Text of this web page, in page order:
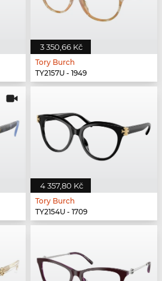
3 350,66 Kč
Tory Burch
TY2157U - 1949
4 357,80 Kč
Tory Burch
TY2154U - 1709